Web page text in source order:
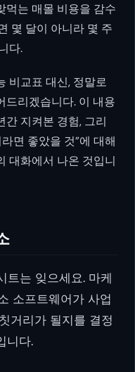
먹는 매몰 비용을 감수
몇 달이 아니라 몇 주
다.
비교표 대신, 정말로
드리겠습니다. 이 내용
간 지켜본 경험, 그리
면 좋았을 것”에 대해
대화에서 나온 것입니
트는 잊으세요. 마케
소프트웨어가 사업
거리가 될지를 결정
니다.